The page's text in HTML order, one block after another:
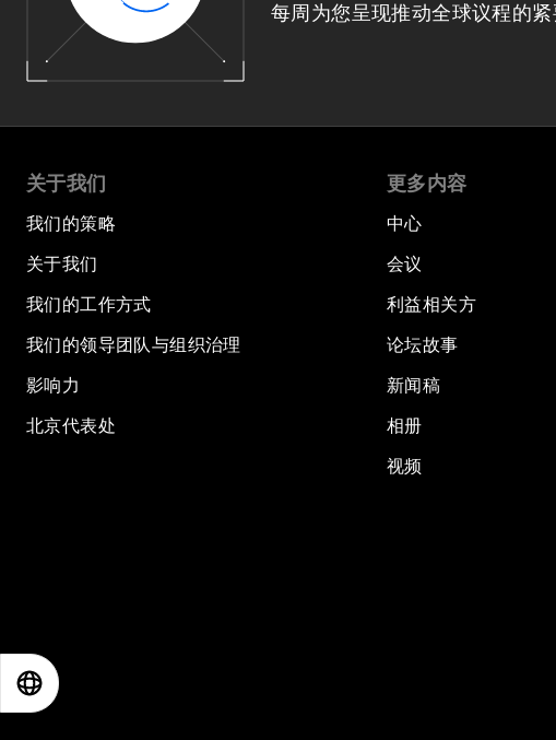
每周为您呈现推动全球议程的紧
关于我们
我们的策略
关于我们
我们的工作方式
我们的领导团队与组织治理
影响力
北京代表处
更多内容
中心
会议
利益相关方
论坛故事
新闻稿
相册
视频